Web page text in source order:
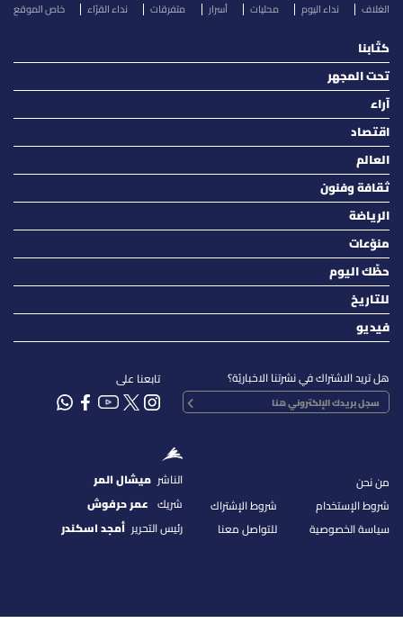
الغلاف نداء اليوم محليات أسرار متفرقات نداء القرّاء خاص الموقع
كتّابنا
تحت المجهر
آراء
اقتصاد
العالم
ثقافة وفنون
الرياضة
منوّعات
حظّك اليوم
للتاريخ
فيديو
هل تريد الاشتراك في نشرتنا الاخباريّة؟ تابعنا على
من نحن
شروط الإستخدام
سياسة الخصوصية
شروط الإشتراك
للتواصل معنا
الناشر ميشال المر
شريك عمر حرفوش
رئيس التحرير أمجد اسكندر